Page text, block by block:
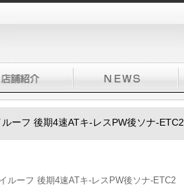
ーフ 後期4速ATキ-レスPW後ソナ-ETC2
ルーフ 後期4速ATキ-レスPW後ソナ-ETC2